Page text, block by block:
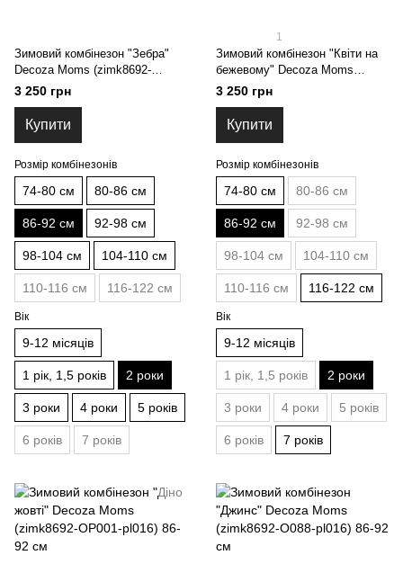
Зимовий комбінезон "Зебра"
Decoza Moms (zimk8692-
OP031-pl03) 86-92 см
3 250 грн
Купити
Розмір комбінезонів
74-80 см 80-86 см
86-92 см 92-98 см
98-104 см 104-110 см
110-116 см 116-122 см
Вік
9-12 місяців
1 рік, 1,5 років 2 роки
3 роки 4 роки 5 років
6 років 7 років
1
Зимовий комбінезон "Квіти на
бежевому" Decoza Moms
(zimk8692-OP032-pl04) 86-92 см
3 250 грн
Купити
Розмір комбінезонів
74-80 см 80-86 см
86-92 см 92-98 см
98-104 см 104-110 см
110-116 см 116-122 см
Вік
9-12 місяців
1 рік, 1,5 років 2 роки
3 роки 4 роки 5 років
6 років 7 років